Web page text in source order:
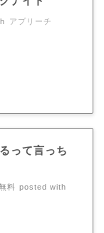
アプリーチ
って言っち
料 posted with